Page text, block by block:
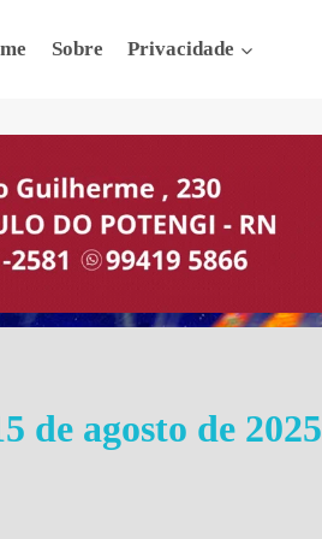
Sobre Privacidade
de agosto de 2025